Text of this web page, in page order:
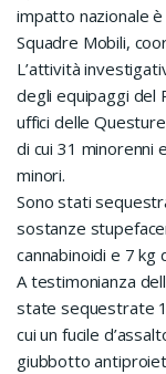
impatto nazionale
Squadre Mobili,
L’attività
degli equipaggi del
uffici delle
di cui 31 minorenni
minori.
Sono stati
sostanze
cannabinoidi e 7 kg
A testimonianza
state sequestrate
cui un fucile
giubbotto